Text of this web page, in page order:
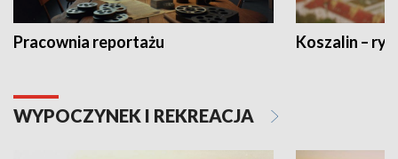
Pracownia reportażu Koszalin –
WYPOCZYNEK I REKREACJA